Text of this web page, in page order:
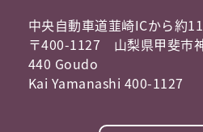
中央自動車道韮崎ICから約
〒400-1127 山梨県甲斐市
440 Goudo
Kai Yamanashi 400-1127